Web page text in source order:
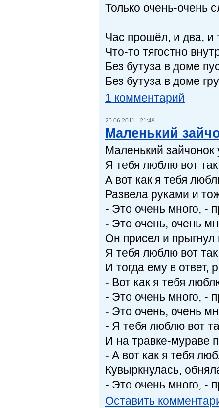
Только очень-очень
Час прошёл, и два,
Что-то тягостно
Без бутуза в доме
Без бутуза в доме
1 комментарий
20.06.2011 - 21:49
Маленький
Маленький
Я тебя люблю вот
А вот как я тебя
Развела руками и
- Это очень много, -
- Это очень, очень
Он присел и прыгнул
Я тебя люблю вот
И тогда ему в ответ,
- Вот как я тебя
- Это очень много, -
- Это очень, очень
- Я тебя люблю вот
И на травке-мураве
- А вот как я тебя
Кувыркнулась,
- Это очень много, -
Оставить